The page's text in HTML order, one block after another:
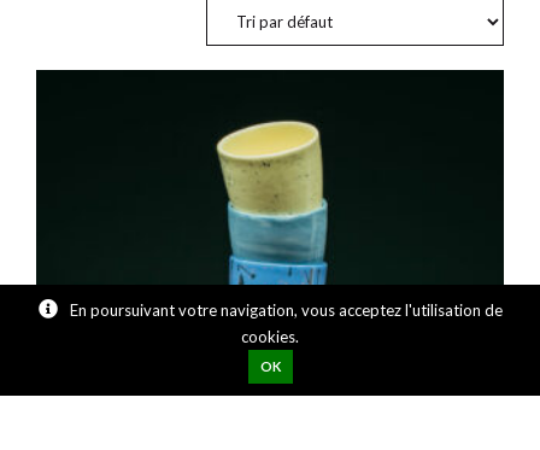
En poursuivant votre navigation, vous acceptez l'utilisation de
cookies.
OK
Panier